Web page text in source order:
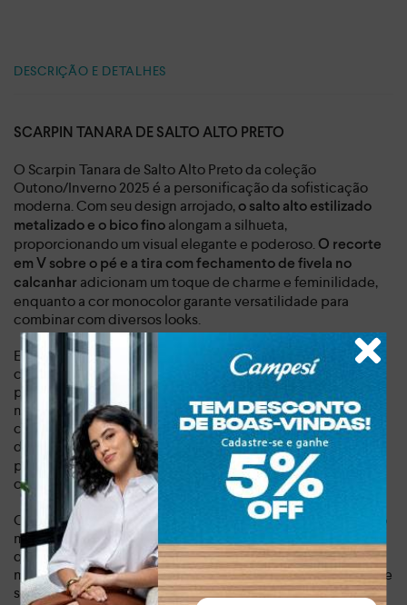
DESCRIÇÃO E DETALHES
SCARPIN TANARA DE SALTO ALTO PRETO
O Scarpin Tanara de Salto Alto Preto da coleção
Outono/Inverno 2025 é a personificação da sofisticação
moderna. Com seu design arrojado, o salto alto estilizado
metalizado e o bico fino alongam a silhueta,
proporcionando um visual elegante e poderoso. O recorte
em V sobre o pé e a tira com fechamento de fivela no
calcanhar adicionam um toque de charme e feminilidade,
enquanto a cor monocolor garante versatilidade para
combinar com diversos looks.
Este scarpin é perfeito para mulheres que buscam um
calçado versátil e confortável para diversas ocasiões. Seja
para um dia de trabalho, um evento especial ou uma noite
na balada, o scarpin Tanara te acompanha com estilo e
confiança. O material sintético de alta qualidade garante
durabilidade e conforto, enquantoo salto de 7,5 cm
proporciona a altura ideal para alongar a silhueta sem
comprometer o conforto.
Com o scarpin Tanara, você estará pronta para conquistar o
mundo com elegância e confiança. Invista em um calçado
que valoriza a sua beleza e te acompanha em todos os
momentos da sua vida. Seja o centro das atenções com este
scarpin que é puro charme e sofisticação!